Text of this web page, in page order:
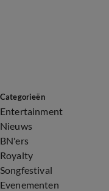
Categorieën
Entertainment
Nieuws
BN'ers
Royalty
Songfestival
Evenementen